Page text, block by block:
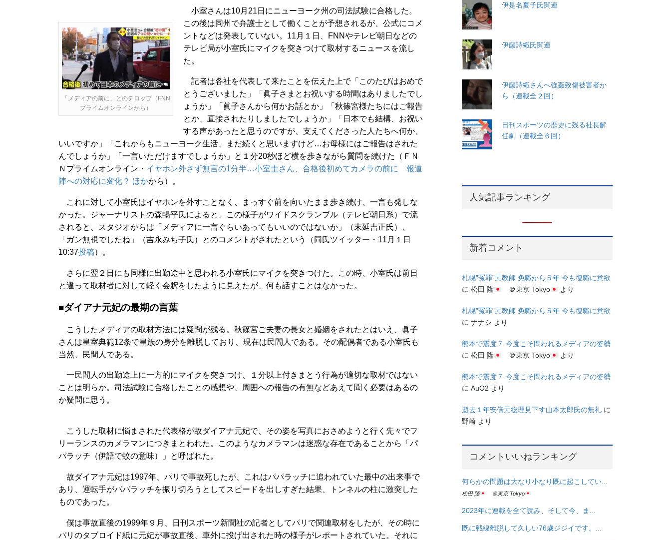
「メディアの前に」とのテロップ（FNN
プライムオンラインから）
小室さんは10月21日にニューヨーク州の司法試験に合格した。
この後は同州で弁護士として働くことが予想されるが、公式にコメ
ントなどは発表していない。11月１日、FNNやテレビ朝日などの
テレビ局が小室氏にマイクを突きつけて取材するニュースを流し
た。
記者は各社を代表して来たことを伝えた上で「このたびはおめで
とうございました」「眞子さまとお祝いする時間はありましたでし
ょうか」「眞子さんから何かお話とか」「秋篠宮様たちにはご報告
とか、直接されたりしましたでしょうか」「日本でも結構、お祝い
する声があったと思うのですが、支えてくださった人たちへ何か、
いいですか」「これからもニューヨーク生活、まだ続くと思いますけど…お母様にはご報告はされた
んでしょうか」「一言いただけますでしょうか」と１分20秒ほど横を歩きながら質問を続けた（ＦＮ
Ｎプライムオンライン・ イヤホン外さず無言の1分半…小室圭さん、合格後初めてカメラの前に 報道
陣への対応に変化？ ほかから）。
これに対して小室氏はイヤホンを外すことなく、まっすぐ前を向いたまま歩き続け、一言も発しな
かった。ジャーナリストの森暢平氏によると、この様子がワイドスクランブル（テレビ朝日系）で流
されると、スタジオからは「メディアに一言ぐらいあってもいいのではないか」（末延吉正氏）、
「ガン無視でしたね」（吉永みち子氏）とのコメントがされたという（同氏ツイッター・11月１日
10:37投稿）。
さらに翌２日にも同様に出勤途中と思われる小室氏にマイクを突きつけた。この時、小室氏は前日
と違って取材者に対して軽く会釈をしたように見えたが、何も話すことはなかった。
■ダイアナ元妃の最期の言葉
こうしたメディアの取材方法には疑問が残る。秋篠宮ご夫妻の長女と婚姻をされたとはいえ、眞子
さんは皇室典範12条で皇族の身分を離脱しており、現在は民間人である。その配偶者である小室氏も
当然、民間人である。
一民間人の出勤途上に一方的にマイクを突きつけ、１分以上付きまとう行為が適切な取材ではない
ことは明らか。司法試験に合格したことの感想や、周囲への報告の有無などあえて聞く必要はあるの
か疑問に思う。
こうした取材に悩まされた代表格が故ダイアナ元妃で、その姿を写真におさめようと行く先々でフ
リーランスのカメラマンにつきまとわれた。このようなカメラマンは迷惑な存在であることから「パ
パラッチ（伊語で蚊の意味）」と呼ばれた。
故ダイアナ元妃は1997年、パリで事故死したが、これはパパラッチに追われていた最中の出来事で
あり、運転手がパパラッチを振り切ろうとしてスピードを出しすぎた結果、トンネルの柱に激突した
ものであった。
僕は事故直後の1999年９月、日刊スポーツ新聞社の記者としてパリで関連取材をしたが、その時に
パリのタブロイド紙に元妃が事故直後、車外に投げ出された時の様子がレポートされていた。それに
伊是名夏子氏関連
伊藤詩織氏関連
伊藤詩織さんへ強姦致傷被害者か
ら（連載全２回）
日刊スポーツの歴史に残る社長解
任劇（連載全６回）
人気記事ランキング
新着コメント
札幌”冤罪”元教師 免職から５年 今も復職に意欲
に松田 隆 ＠東京 Tokyo より
札幌”冤罪”元教師 免職から５年 今も復職に意欲
にナナシ より
熊本で震度７ 今度こそ問われるメディアの姿勢
に松田 隆 ＠東京 Tokyo より
熊本で震度７ 今度こそ問われるメディアの姿勢
にAuO2 より
逝去１年安倍元総理見下す山本太郎氏の無礼 に
野崎 より
コメントいいねランキング
何らかの問題は大なり小なり既に起こしてい...
松田 隆 ＠東京 Tokyo
2023年に連載を全て読み、そして今、ま...
既に戦線離脱して久しい76歳ジジイです。...